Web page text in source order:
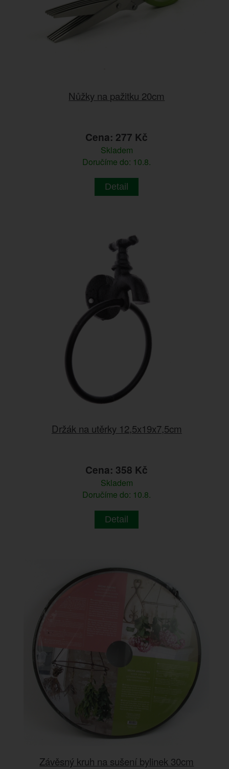
Nůžky na pažitku 20cm
Cena: 277 Kč
Skladem
Doručíme do: 10.8.
Detail
Držák na utěrky 12,5x19x7,5cm
Cena: 358 Kč
Skladem
Doručíme do: 10.8.
Detail
Závěsný kruh na sušení bylinek 30cm